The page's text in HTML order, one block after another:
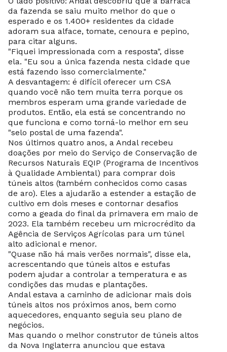
da fazenda se saiu muito melhor do que o
esperado e os 1.400+ residentes da cidade
adoram sua alface, tomate, cenoura e pepino,
para citar alguns.
"Fiquei impressionada com a resposta", disse
ela. "Eu sou a única fazenda nesta cidade que
está fazendo isso comercialmente."
A desvantagem: é difícil oferecer um CSA
quando você não tem muita terra porque os
membros esperam uma grande variedade de
produtos. Então, ela está se concentrando no
que funciona e como torná-lo melhor em seu
"selo postal de uma fazenda".
Nos últimos quatro anos, a Andal recebeu
doações por meio do Serviço de Conservação de
Recursos Naturais EQIP (Programa de Incentivos
à Qualidade Ambiental) para comprar dois
túneis altos (também conhecidos como casas
de aro). Eles a ajudarão a estender a estação de
cultivo em dois meses e contornar desafios
como a geada do final da primavera em maio de
2023. Ela também recebeu um microcrédito da
Agência de Serviços Agrícolas para um túnel
alto adicional e menor.
"Quase não há mais verões normais", disse ela,
acrescentando que túneis altos e estufas
podem ajudar a controlar a temperatura e as
condições das mudas e plantações.
Andal estava a caminho de adicionar mais dois
túneis altos nos próximos anos, bem como
aquecedores, enquanto seguia seu plano de
negócios.
Mas quando o melhor construtor de túneis altos
da Nova Inglaterra anunciou que estava